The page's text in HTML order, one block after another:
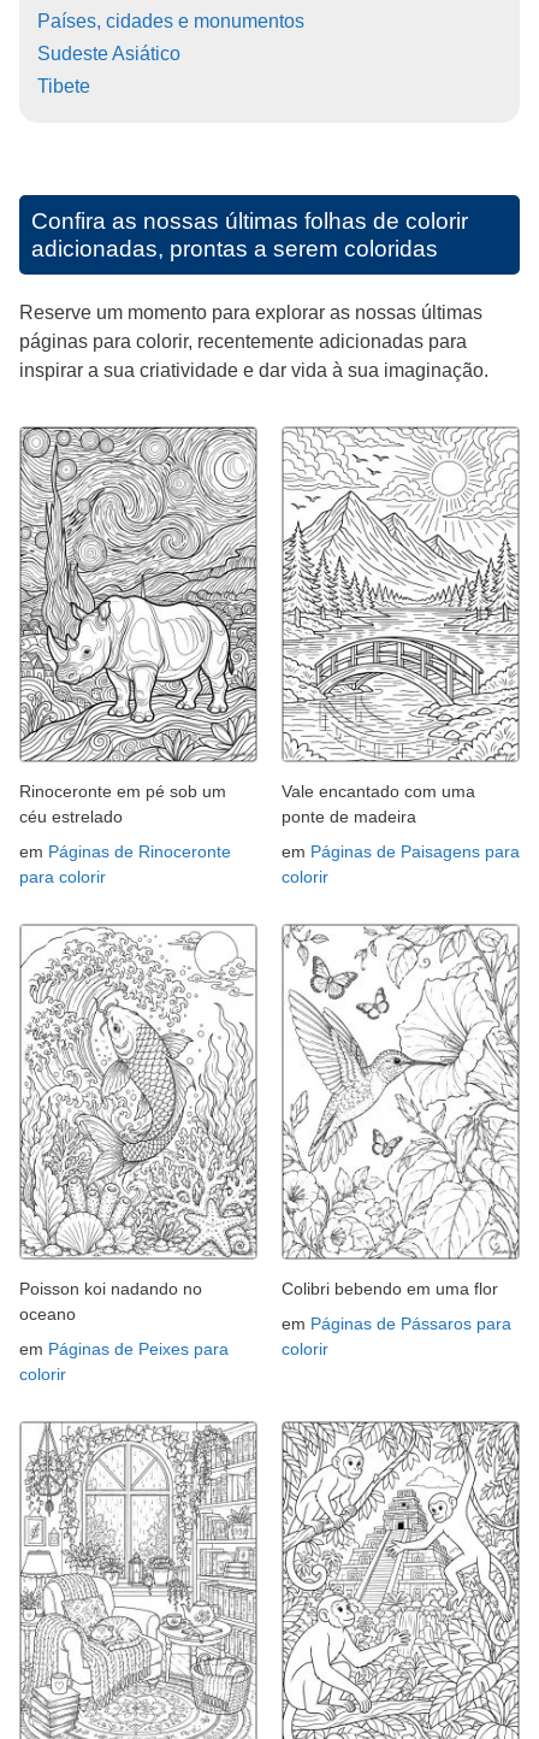
Países, cidades e monumentos
Sudeste Asiático
Tibete
Confira as nossas últimas folhas de colorir
adicionadas, prontas a serem coloridas
Reserve um momento para explorar as nossas últimas
páginas para colorir, recentemente adicionadas para
inspirar a sua criatividade e dar vida à sua imaginação.
Rinoceronte em pé sob um
céu estrelado
em Páginas de Rinoceronte
para colorir
Vale encantado com uma
ponte de madeira
em Páginas de Paisagens para
colorir
Poisson koi nadando no
oceano
em Páginas de Peixes para
colorir
Colibri bebendo em uma flor
em Páginas de Pássaros para
colorir